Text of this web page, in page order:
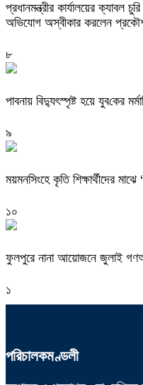
প্রধানমন্ত্রীর কার্যালয়ের ক্যাবল
অভিযোগ অস্বীকার করলেন
৮
পাবনায় বিদ্যুৎস্পৃষ্ট হয়ে যুব‌কের
৯
ময়মনসিংহে কৃতি শিক্ষার্থীদের
১০
ফুলপুরে নানা আয়োজনে জুলাই
১
পরিচালকমণ্ডলী